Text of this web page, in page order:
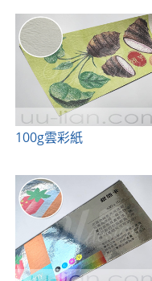
100g雲彩紙